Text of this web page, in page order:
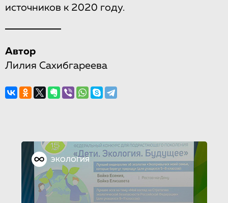
источников к 2020 году.
Автор
Лилия Сахибгареева
ЭКОЛОГИЯ